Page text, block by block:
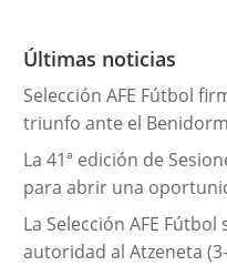
r
a
s
Últimas noticias
Selección AFE Fútbol
triunfo ante el
La 41ª edición de
para abrir una
La Selección AFE
autoridad al Atzeneta